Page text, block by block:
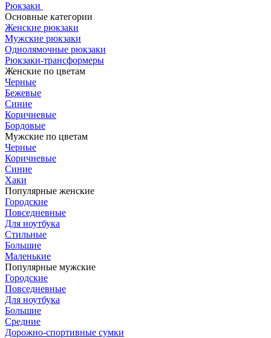
Рюкзаки
Основные категории
Женские рюкзаки
Мужские рюкзаки
Однолямочные рюкзаки
Рюкзаки-трансформеры
Женские по цветам
Черные
Бежевые
Синие
Коричневые
Бордовые
Мужские по цветам
Черные
Коричневые
Синие
Хаки
Популярные женские
Городские
Повседневные
Для ноутбука
Стильные
Большие
Маленькие
Популярные мужские
Городские
Повседневные
Для ноутбука
Большие
Средние
Дорожно-спортивные сумки